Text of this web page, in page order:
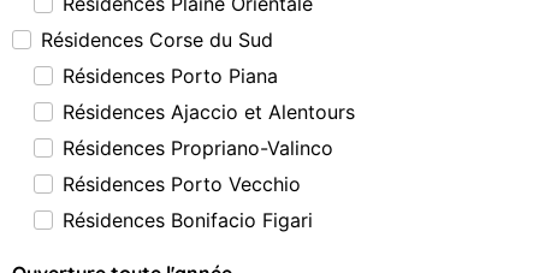
Résidences Corse du Sud
Résidences Porto Piana
Résidences Ajaccio et Alentours
Résidences Propriano-Valinco
Résidences Porto Vecchio
Résidences Bonifacio Figari